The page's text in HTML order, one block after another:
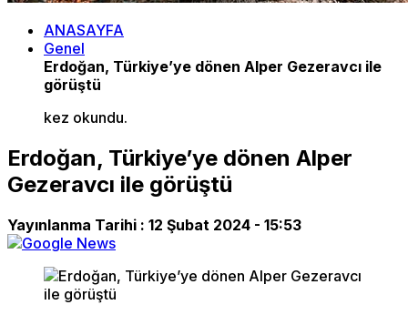
ANASAYFA
Genel
Erdoğan, Türkiye’ye dönen Alper Gezeravcı ile
görüştü
kez okundu.
Erdoğan, Türkiye’ye dönen Alper
Gezeravcı ile görüştü
Yayınlanma Tarihi : 12 Şubat 2024 - 15:53